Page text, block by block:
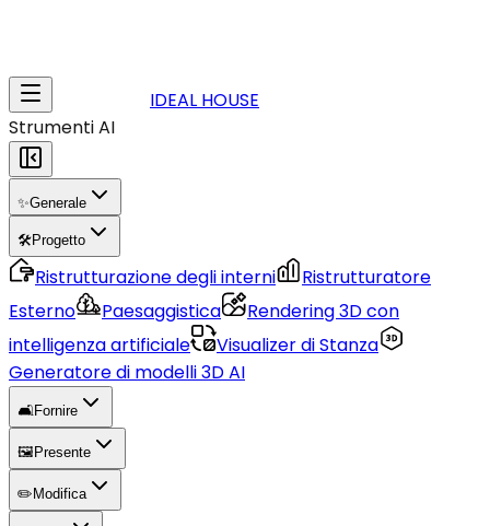
IDEAL HOUSE
Strumenti AI
✨Generale
🛠️Progetto
Ristrutturazione degli interni
Ristrutturatore
Esterno
Paesaggistica
Rendering 3D con
intelligenza artificiale
Visualizer di Stanza
Generatore di modelli 3D AI
🛋️Fornire
🖼️ Presente
✏️ Modifica